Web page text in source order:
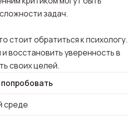
задач.
стоит обратиться к психологу.
восстановить уверенность в
своих целей.
среде